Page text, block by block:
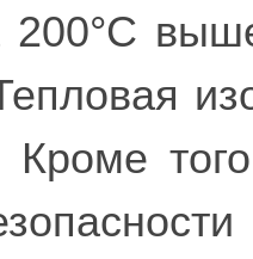
200°С
Кроме